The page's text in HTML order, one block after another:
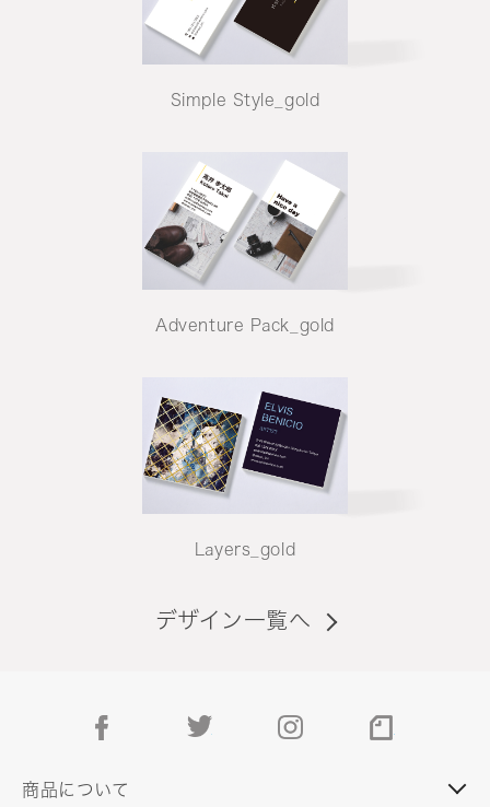
Simple Style_gold
Adventure Pack_gold
Layers_gold
デザイン一覧へ
facebook instagram
商品について